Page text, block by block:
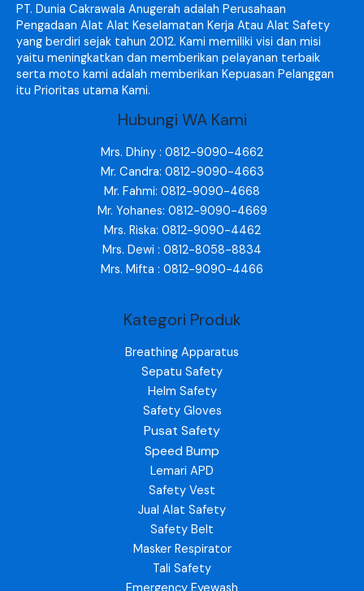
PT. Dunia Cakrawala Anugerah adalah Perusahaan
Pengadaan Alat Alat Keselamatan Kerja Atau Alat Safety
yang berdiri sejak tahun 2012. Kami memiliki visi dan misi
yaitu meningkatkan dan memberikan pelayanan terbaik
serta moto kami adalah memberikan Kepuasan Pelanggan
itu Prioritas utama Kami.
Hubungi WA Kami
Mrs. Dhiny : 0812-9090-4662
Mr. Candra: 0812-9090-4663
Mr. Fahmi: 0812-9090-4668
Mr. Yohanes: 0812-9090-4669
Mrs. Riska: 0812-9090-4462
Mrs. Dewi : 0812-8058-8834
Mrs. Mifta : 0812-9090-4466
Kategori Produk
Breathing Apparatus
Sepatu Safety
Helm Safety
Safety Gloves
Pusat Safety
Speed Bump
Lemari APD
Safety Vest
Jual Alat Safety
Safety Belt
Masker Respirator
Tali Safety